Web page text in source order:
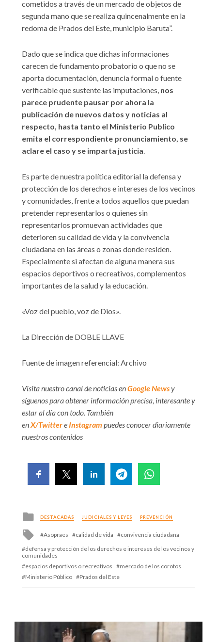
cometidos a través de un mercado de objetos de
segunda mano que se realiza quincenalmente en la
redoma de Prados del Este, municipio Baruta”.
Dado que se indica que dichas informaciones
carecen de fundamento probatorio o que no se
aporta documentación, denuncia formal o fuente
verificable que sustente las imputaciones, nos
parece prudente pausar por ahora la
publicación de nuevos datos y noticias al
respecto, hasta tanto el Ministerio Publico
emita el correspondiente pronunciamiento, se
aclare el caso y se imparta justicia.
Es parte de nuestra política editorial la defensa y
protección de los derechos e intereses de los vecinos
y comunidades, frente a todos aquellos que puedan
pretender representarlos o quienes sin
representarlos promuevan actividades que
deterioren su calidad de vida y la convivencia
ciudadana en las áreas o zonas donde residen.
Especialmente si afectan de alguna manera sus
espacios deportivos o recreativos, complementos
importantes de la salud y la educación.
«Voz del pueblo, voz de Dios».
La Dirección de DOBLE LLAVE
Fuente de imagen referencial: Archivo
Visita nuestro canal de noticias enGoogle Newsy
síguenos para obtener información precisa, interesante y
estar al día con todo. También
enX/Twittere Instagram puedes conocer diariamente
nuestros contenidos
Posted
in
DESTACADAS JUDICIALES Y LEYES PREVENCIÓN
Tagged
Asopraes calidad de vida
convivencia ciudadana
defensa y protección de los derechos e intereses de los vecinos y
comunidades
espacios deportivos o recreativos
mercado de los corotos
Ministerio Público
Prados del Este